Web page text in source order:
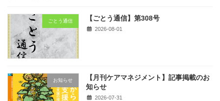
ごとう通信 【ごとう通信】第308号
2026-08-01
お知らせ
【月刊ケアマネジメント】記事掲載のお
知らせ
2026-07-31